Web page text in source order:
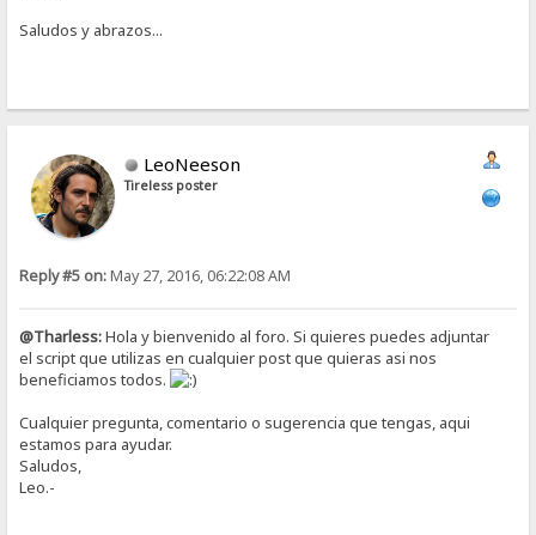
Saludos y abrazos...
LeoNeeson
Tireless poster
Reply #5 on:May 27, 2016, 06:22:08 AM
@Tharless:Hola y bienvenido al foro. Si quieres puedes adjuntar
el script que utilizas en cualquier post que quieras asi nos
beneficiamos todos.
Cualquier pregunta, comentario o sugerencia que tengas, aqui
estamos para ayudar.
Saludos,
Leo.-